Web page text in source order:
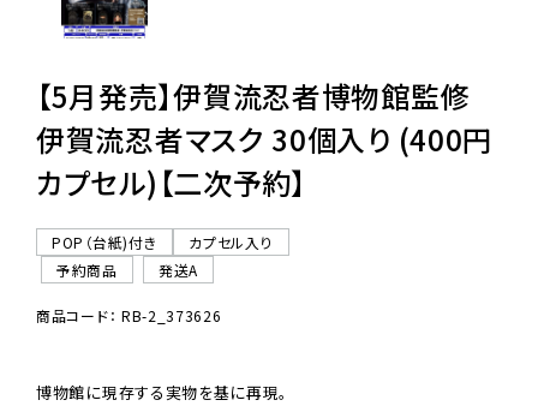
【5月発売】伊賀流忍者博物館監修
伊賀流忍者マスク 30個入り (400円
カプセル)【二次予約】
POP（台紙)付き
カプセル入り
予約商品
発送A
商品コード： RB-2_373626
博物館に現存する実物を基に再現。